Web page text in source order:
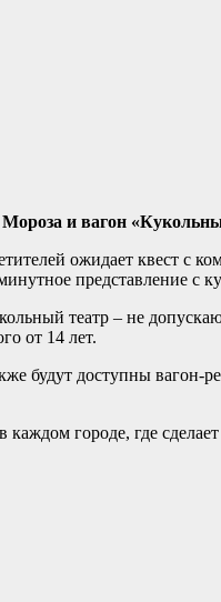
и вагон
ожидает квест с
представление с
театр – не
от 14 лет.
будут доступны вагон-
городе, где